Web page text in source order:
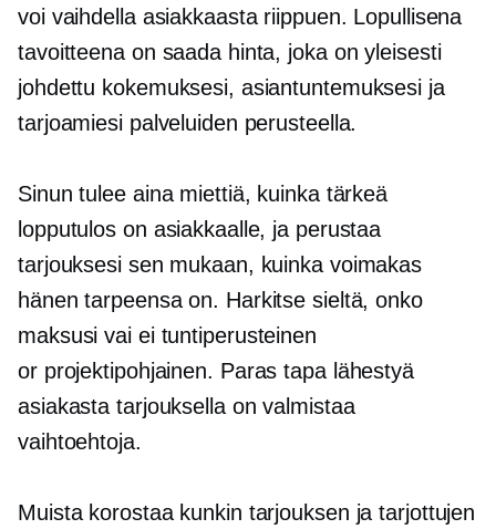
voi vaihdella asiakkaasta riippuen. Lopullisena
tavoitteena on saada hinta, joka on yleisesti
johdettu kokemuksesi, asiantuntemuksesi ja
tarjoamiesi palveluiden perusteella.
Sinun tulee aina miettiä, kuinka tärkeä
lopputulos on asiakkaalle, ja perustaa
tarjouksesi sen mukaan, kuinka voimakas
hänen tarpeensa on. Harkitse sieltä, onko
maksusi vai ei tuntiperusteinen
or projektipohjainen. Paras tapa lähestyä
asiakasta tarjouksella on valmistaa
vaihtoehtoja.
Muista korostaa kunkin tarjouksen ja tarjottujen